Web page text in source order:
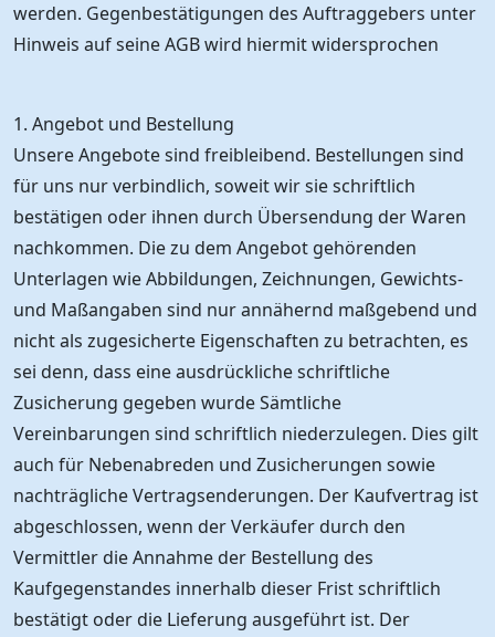
werden. Gegenbestätigungen des Auftraggebers unter
Hinweis auf seine AGB wird hiermit widersprochen
1. Angebot und Bestellung
Unsere Angebote sind freibleibend. Bestellungen sind
für uns nur verbindlich, soweit wir sie schriftlich
bestätigen oder ihnen durch Übersendung der Waren
nachkommen. Die zu dem Angebot gehörenden
Unterlagen wie Abbildungen, Zeichnungen, Gewichts-
und Maßangaben sind nur annähernd maßgebend und
nicht als zugesicherte Eigenschaften zu betrachten, es
sei denn, dass eine ausdrückliche schriftliche
Zusicherung gegeben wurde Sämtliche
Vereinbarungen sind schriftlich niederzulegen. Dies gilt
auch für Nebenabreden und Zusicherungen sowie
nachträgliche Vertragsenderungen. Der Kaufvertrag ist
abgeschlossen, wenn der Verkäufer durch den
Vermittler die Annahme der Bestellung des
Kaufgegenstandes innerhalb dieser Frist schriftlich
bestätigt oder die Lieferung ausgeführt ist. Der